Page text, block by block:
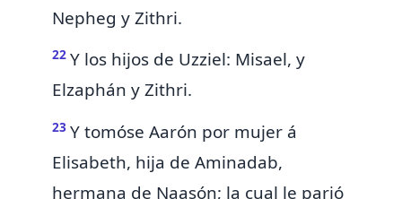
Nepheg y Zithri.
22 Y los hijos de Uzziel: Misael, y
Elzaphán y Zithri.
23 Y tomóse Aarón por mujer á
Elisabeth, hija de Aminadab,
hermana de Naasón; la cual le parió